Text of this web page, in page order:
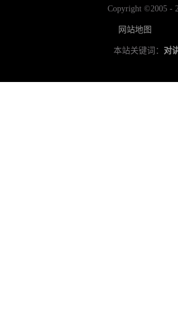
Copyright ©2005 -
网站地图
本站关键词： 对